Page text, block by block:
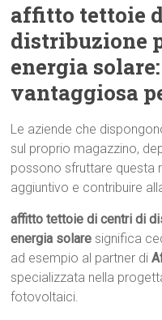
affitto tettoie
distribuzione
energia
vantaggiosa
Le aziende che
sul proprio magazzino,
possono sfruttare questa
aggiuntivo e contribuire
affitto tettoie di centri di
energia solare significa
ad esempio al partner di
specializzata nella
fotovoltaici.